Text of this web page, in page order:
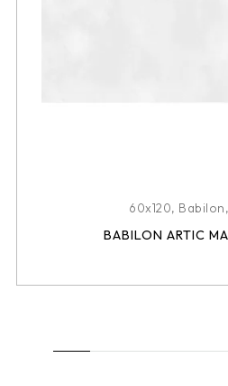
60x120, Babilon,
BABILON ARTIC